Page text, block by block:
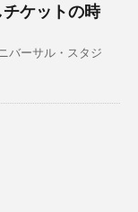
ケットの時
バーサル・スタジ